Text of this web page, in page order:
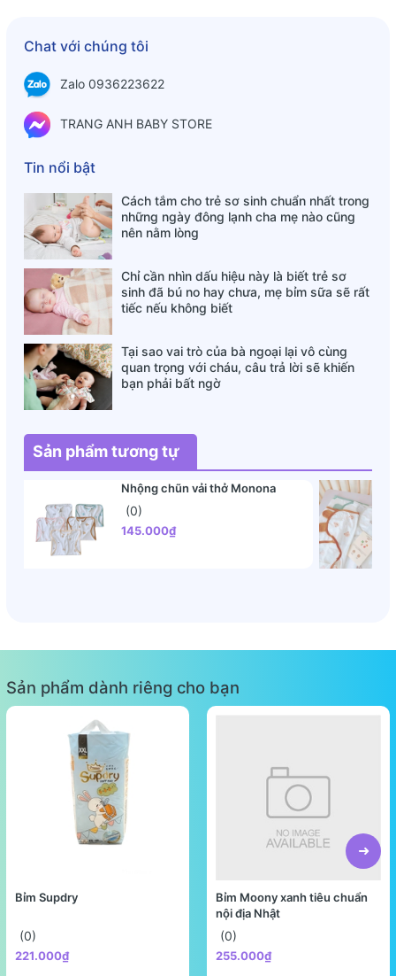
- Gối cao su non giúp đầu bé ổn định khi nằm, tránh bị trơn
trượt hay xoay đổi vị trí bất chợt, từ đó tạo cho bé thói quen
ngủ đúng tư thế.
THÔNG TIN SẢN PHẨM GỐI CAO SU NON MONONA:
- Kích thước: 25*45cm
- Hoạ tiết: 10 mẫu phối khác nhau
Chat với chúng tôi
Zalo 0936223622
TRANG ANH BABY STORE
Tin nổi bật
Cách tắm cho trẻ sơ sinh chuẩn nhất trong
những ngày đông lạnh cha mẹ nào cũng
nên nằm lòng
Chỉ cần nhìn dấu hiệu này là biết trẻ sơ
sinh đã bú no hay chưa, mẹ bỉm sữa sẽ rất
tiếc nếu không biết
Tại sao vai trò của bà ngoại lại vô cùng
quan trọng với cháu, câu trả lời sẽ khiến
bạn phải bất ngờ
Sản phẩm tương tự
Nhộng chũn vải thở Monona
(0)
145.000₫
Sản phẩm dành riêng cho bạn
Bỉm Supdry
(0)
221.000₫
Bỉm Moony xanh tiêu chuẩn
nội địa Nhật
(0)
255.000₫